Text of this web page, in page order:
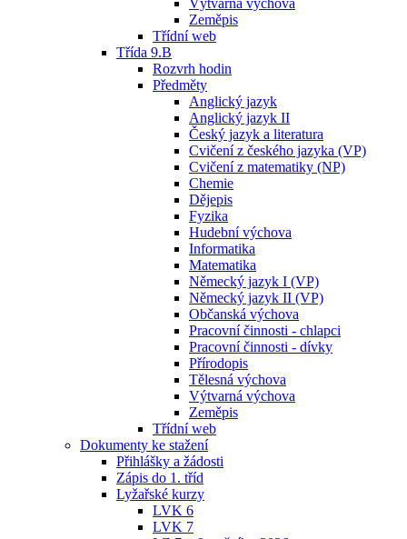
Výtvarná výchova
Zeměpis
Třídní web
Třída 9.B
Rozvrh hodin
Předměty
Anglický jazyk
Anglický jazyk II
Český jazyk a literatura
Cvičení z českého jazyka (VP)
Cvičení z matematiky (NP)
Chemie
Dějepis
Fyzika
Hudební výchova
Informatika
Matematika
Německý jazyk I (VP)
Německý jazyk II (VP)
Občanská výchova
Pracovní činnosti - chlapci
Pracovní činnosti - dívky
Přírodopis
Tělesná výchova
Výtvarná výchova
Zeměpis
Třídní web
Dokumenty ke stažení
Přihlášky a žádosti
Zápis do 1. tříd
Lyžařské kurzy
LVK 6
LVK 7